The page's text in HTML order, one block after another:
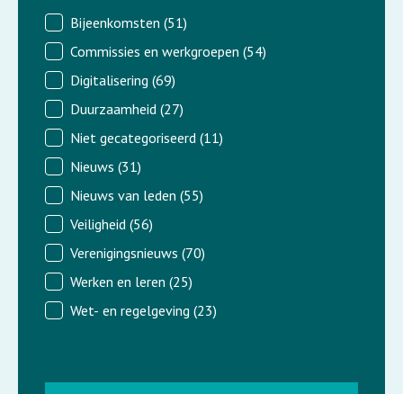
Nieuws - categorie
Bijeenkomsten (51)
Commissies en werkgroepen (54)
Digitalisering (69)
Duurzaamheid (27)
Niet gecategoriseerd (11)
Nieuws (31)
Nieuws van leden (55)
Veiligheid (56)
Verenigingsnieuws (70)
Werken en leren (25)
Wet- en regelgeving (23)